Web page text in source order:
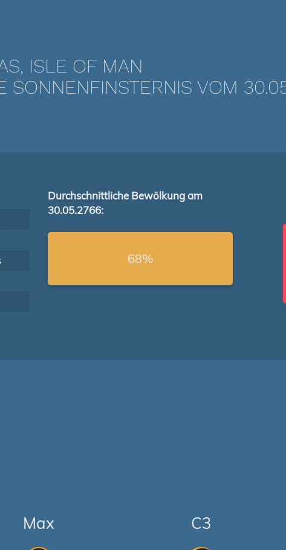
ISLE OF MAN
SONNENFINSTERNIS VOM
Durchschnittliche Bewölkung am
30.05.2766:
68%
Max C3